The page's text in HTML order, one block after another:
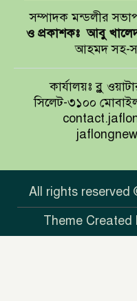
সম্পাদক মন্ডলীর
ও প্রকাশকঃ আবু
আহমদ সহ-
কার্যালয়ঃ ব্লু
সিলেট-৩১০০
All rights reserved
Theme Created